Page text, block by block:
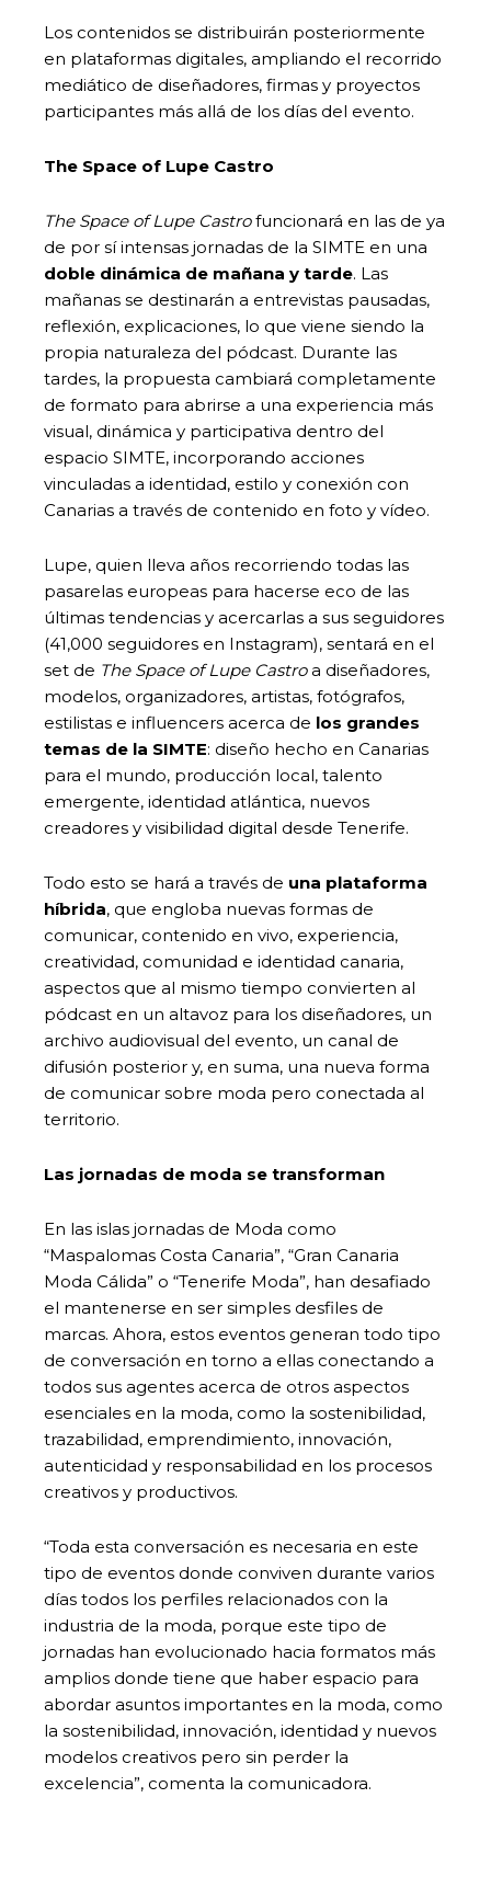
Los contenidos se distribuirán posteriormente
en plataformas digitales, ampliando el recorrido
mediático de diseñadores, firmas y proyectos
participantes más allá de los días del evento.
The Space of Lupe Castro
The Space of Lupe Castrofuncionará en las de ya
de por sí intensas jornadas de la SIMTE en una
doble dinámica de mañana y tarde. Las
mañanas se destinarán a entrevistas pausadas,
reflexión, explicaciones, lo que viene siendo la
propia naturaleza del pódcast. Durante las
tardes, la propuesta cambiará completamente
de formato para abrirse a una experiencia más
visual, dinámica y participativa dentro del
espacio SIMTE, incorporando acciones
vinculadas a identidad, estilo y conexión con
Canarias a través de contenido en foto y vídeo.
Lupe, quien lleva años recorriendo todas las
pasarelas europeas para hacerse eco de las
últimas tendencias y acercarlas a sus seguidores
(41,000 seguidores en Instagram), sentará en el
set de The Space of Lupe Castroa diseñadores,
modelos, organizadores, artistas, fotógrafos,
estilistas e influencers acerca de los grandes
temas de la SIMTE: diseño hecho en Canarias
para el mundo, producción local, talento
emergente, identidad atlántica, nuevos
creadores y visibilidad digital desde Tenerife.
Todo esto se hará a través de una plataforma
híbrida, que engloba nuevas formas de
comunicar, contenido en vivo, experiencia,
creatividad, comunidad e identidad canaria,
aspectos que al mismo tiempo convierten al
pódcast en un altavoz para los diseñadores, un
archivo audiovisual del evento, un canal de
difusión posterior y, en suma, una nueva forma
de comunicar sobre moda pero conectada al
territorio.
Las jornadas de moda se transforman
En las islas jornadas de Moda como
“Maspalomas Costa Canaria”, “Gran Canaria
Moda Cálida” o “Tenerife Moda”, han desafiado
el mantenerse en ser simples desfiles de
marcas. Ahora, estos eventos generan todo tipo
de conversación en torno a ellas conectando a
todos sus agentes acerca de otros aspectos
esenciales en la moda, como la sostenibilidad,
trazabilidad, emprendimiento, innovación,
autenticidad y responsabilidad en los procesos
creativos y productivos.
“Toda esta conversación es necesaria en este
tipo de eventos donde conviven durante varios
días todos los perfiles relacionados con la
industria de la moda, porque este tipo de
jornadas han evolucionado hacia formatos más
amplios donde tiene que haber espacio para
abordar asuntos importantes en la moda, como
la sostenibilidad, innovación, identidad y nuevos
modelos creativos pero sin perder la
excelencia”, comenta la comunicadora.